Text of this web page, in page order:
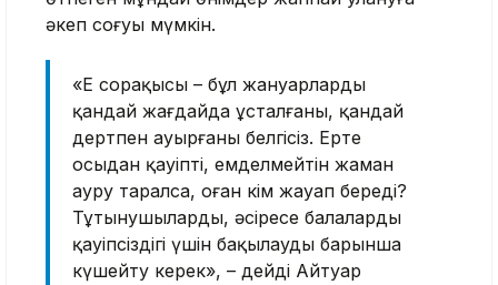
әкеп соғуы мүмкін.
«Ең сорақысы – бұл жануарлардың
қандай жағдайда ұсталғаны, қандай
дертпен ауырғаны белгісіз. Ертең
осыдан қауіпті, емделмейтін жаман
ауру таралса, оған кім жауап береді?
Тұтынушылардың, әсіресе балалардың
қауіпсіздігі үшін бақылауды барынша
күшейту керек», – дейді Айтуар